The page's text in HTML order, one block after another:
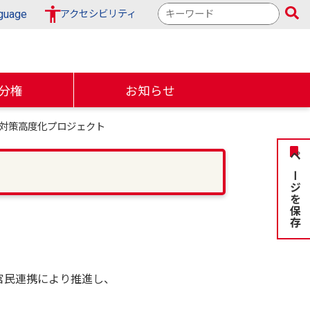
アクセシビリティ
検
索
ー
ド
権 お知らせ
策高度化プロジェクト
連携により推進し、
ページを保存